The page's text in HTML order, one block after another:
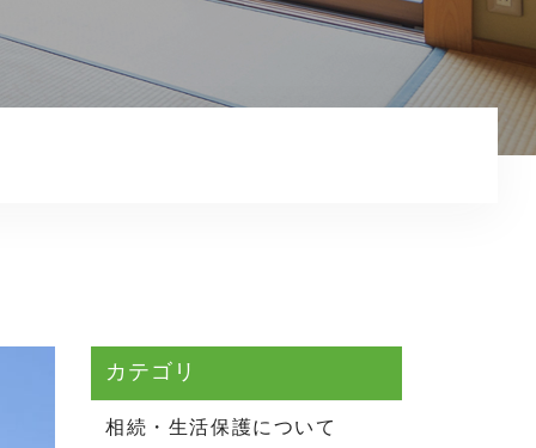
相続・生活保護について
カテゴリ
相続・生活保護について